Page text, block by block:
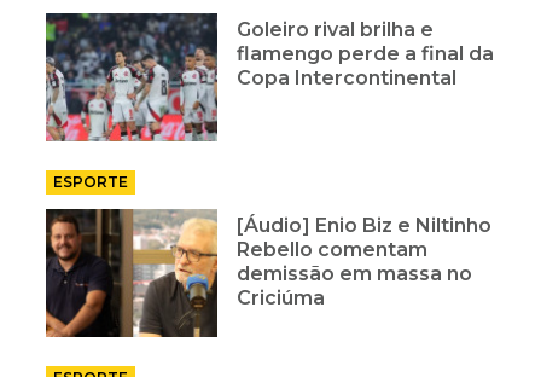
Goleiro rival brilha e
flamengo perde a final da
Copa Intercontinental
ESPORTE
[Áudio] Enio Biz e Niltinho
Rebello comentam
demissão em massa no
Criciúma